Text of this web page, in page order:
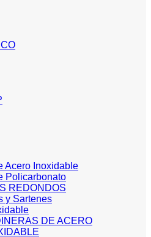
Acero Inoxidable
Policarbonato
REDONDOS
y Sartenes
DE ACERO